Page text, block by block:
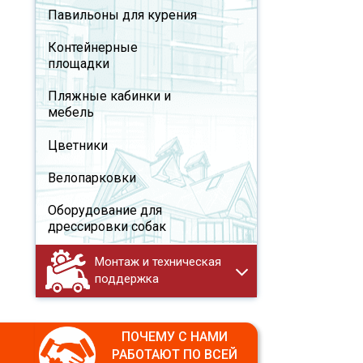
Павильоны для курения
Контейнерные
площадки
Пляжные кабинки и
мебель
Цветники
Велопарковки
Оборудование для
дрессировки собак
Монтаж и техническая
поддержка
ПОЧЕМУ С НАМИ
РАБОТАЮТ ПО ВСЕЙ